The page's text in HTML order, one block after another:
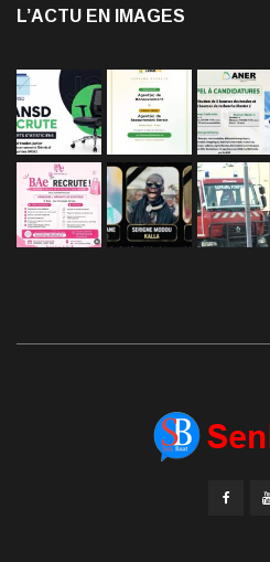
L’ACTU EN IMAGES